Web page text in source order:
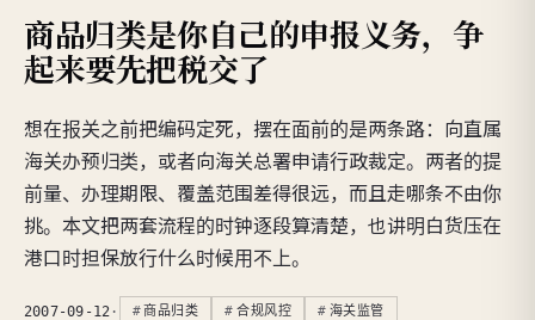
商品归类是你自己的申报义务，争
起来要先把税交了
想在报关之前把编码定死，摆在面前的是两条路：向直属
海关办预归类，或者向海关总署申请行政裁定。两者的提
前量、办理期限、覆盖范围差得很远，而且走哪条不由你
挑。本文把两套流程的时钟逐段算清楚，也讲明白货压在
港口时担保放行什么时候用不上。
2007-09-12 · 商品归类 合规风控 海关监管